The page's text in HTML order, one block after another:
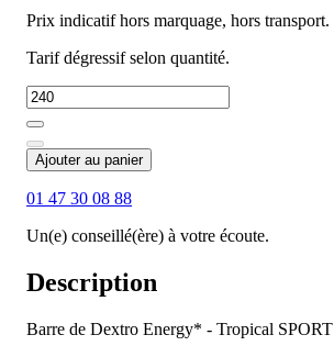
Prix indicatif hors marquage, hors transport.
Tarif dégressif selon quantité.
Ajouter au panier
01 47 30 08 88
Un(e) conseillé(ère) à votre écoute.
Description
Barre de Dextro Energy* - Tropical SPORT